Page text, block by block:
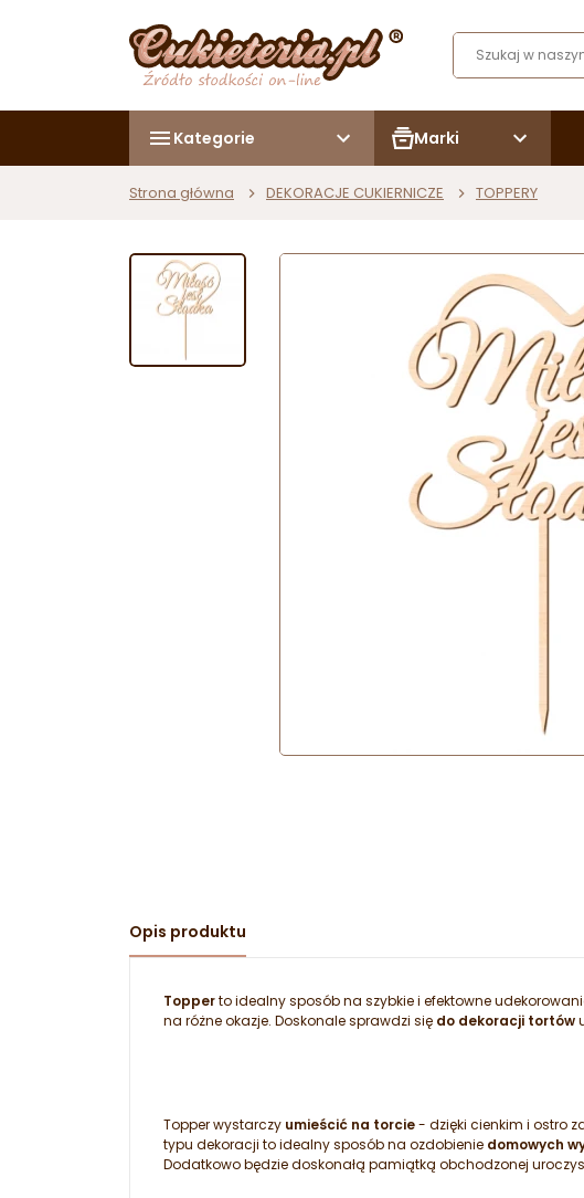
Kategorie Marki
Strona główna DEKORACJE CUKIERNICZE TOPPERY
Opis produktu
Topperto idealny sposób na szybkie i efektowne
na różne okazje. Doskonale sprawdzi się do dekoracji tortów
Topper wystarczy umieścić na torcie- dzięki cienkim i ostro
typu dekoracji to idealny sposób na ozdobienie domowych
Dodatkowo będzie doskonałą pamiątką obchodzonej